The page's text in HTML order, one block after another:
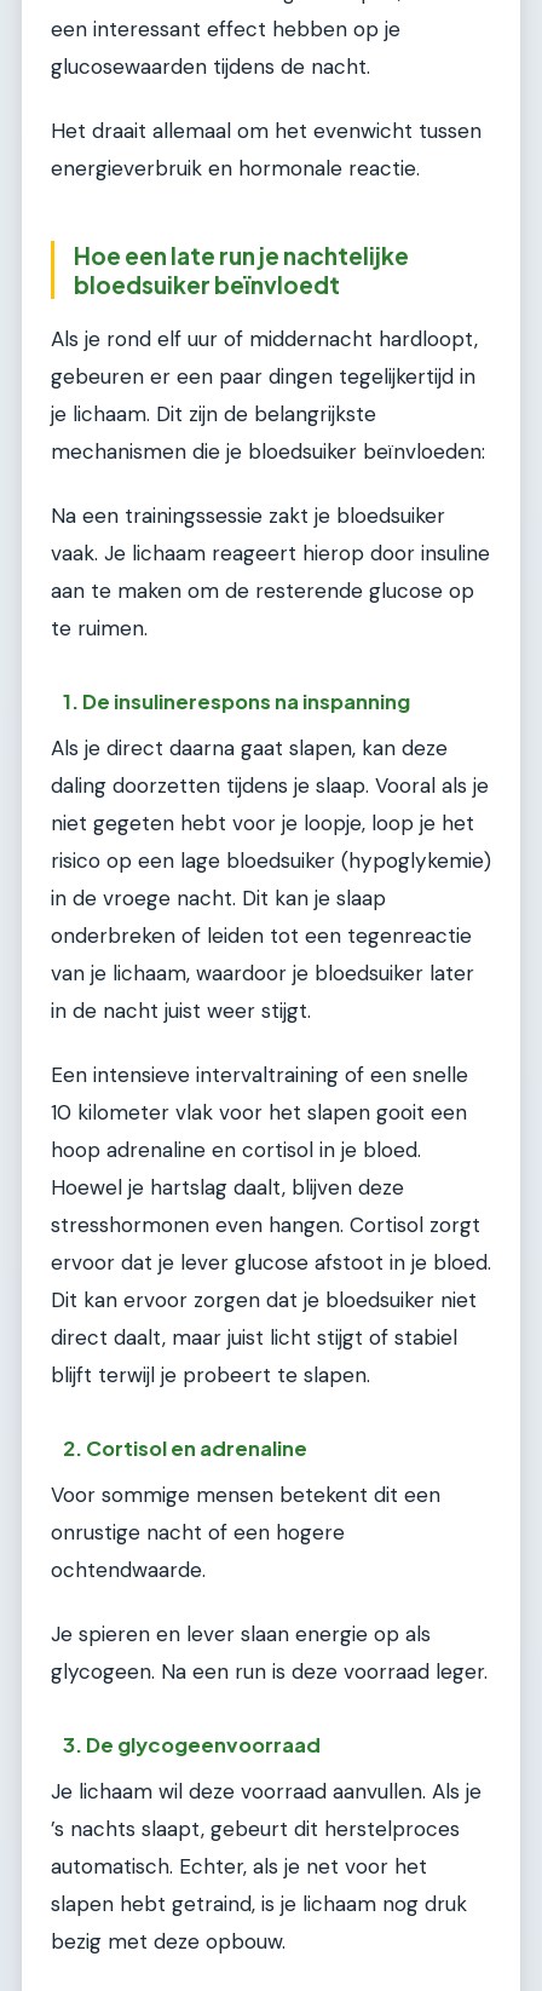
een interessant effect hebben op je
glucosewaarden tijdens de nacht.
Het draait allemaal om het evenwicht tussen
energieverbruik en hormonale reactie.
Hoe een late run je nachtelijke
bloedsuiker beïnvloedt
Als je rond elf uur of middernacht hardloopt,
gebeuren er een paar dingen tegelijkertijd in
je lichaam. Dit zijn de belangrijkste
mechanismen die je bloedsuiker beïnvloeden:
Na een trainingssessie zakt je bloedsuiker
vaak. Je lichaam reageert hierop door insuline
aan te maken om de resterende glucose op
te ruimen.
1. De insulinerespons na inspanning
Als je direct daarna gaat slapen, kan deze
daling doorzetten tijdens je slaap. Vooral als je
niet gegeten hebt voor je loopje, loop je het
risico op een lage bloedsuiker (hypoglykemie)
in de vroege nacht. Dit kan je slaap
onderbreken of leiden tot een tegenreactie
van je lichaam, waardoor je bloedsuiker later
in de nacht juist weer stijgt.
Een intensieve intervaltraining of een snelle
10 kilometer vlak voor het slapen gooit een
hoop adrenaline en cortisol in je bloed.
Hoewel je hartslag daalt, blijven deze
stresshormonen even hangen. Cortisol zorgt
ervoor dat je lever glucose afstoot in je bloed.
Dit kan ervoor zorgen dat je bloedsuiker niet
direct daalt, maar juist licht stijgt of stabiel
blijft terwijl je probeert te slapen.
2. Cortisol en adrenaline
Voor sommige mensen betekent dit een
onrustige nacht of een hogere
ochtendwaarde.
Je spieren en lever slaan energie op als
glycogeen. Na een run is deze voorraad leger.
3. De glycogeenvoorraad
Je lichaam wil deze voorraad aanvullen. Als je
’s nachts slaapt, gebeurt dit herstelproces
automatisch. Echter, als je net voor het
slapen hebt getraind, is je lichaam nog druk
bezig met deze opbouw.